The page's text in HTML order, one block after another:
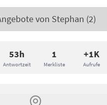
53h
Antwortzeit
1
Merkliste
+1K
Aufrufe
von Stephan (2)